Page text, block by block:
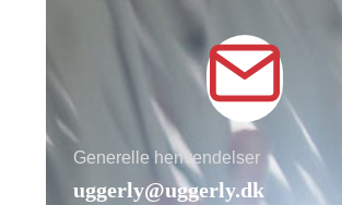
Generelle henvendelser
uggerly@uggerly.dk